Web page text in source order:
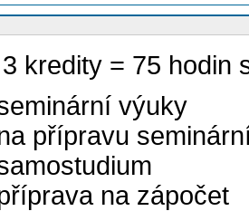
kredity = 75
výuky
přípravu
na zápočet